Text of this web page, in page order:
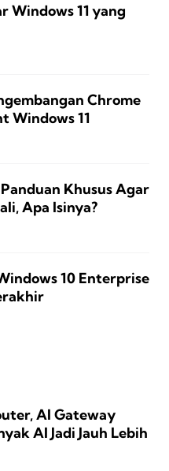
Windows 11 yang
Chrome
Windows 11
Khusus Agar
Apa Isinya?
10 Enterprise
AI Gateway
AI Jadi Jauh Lebih